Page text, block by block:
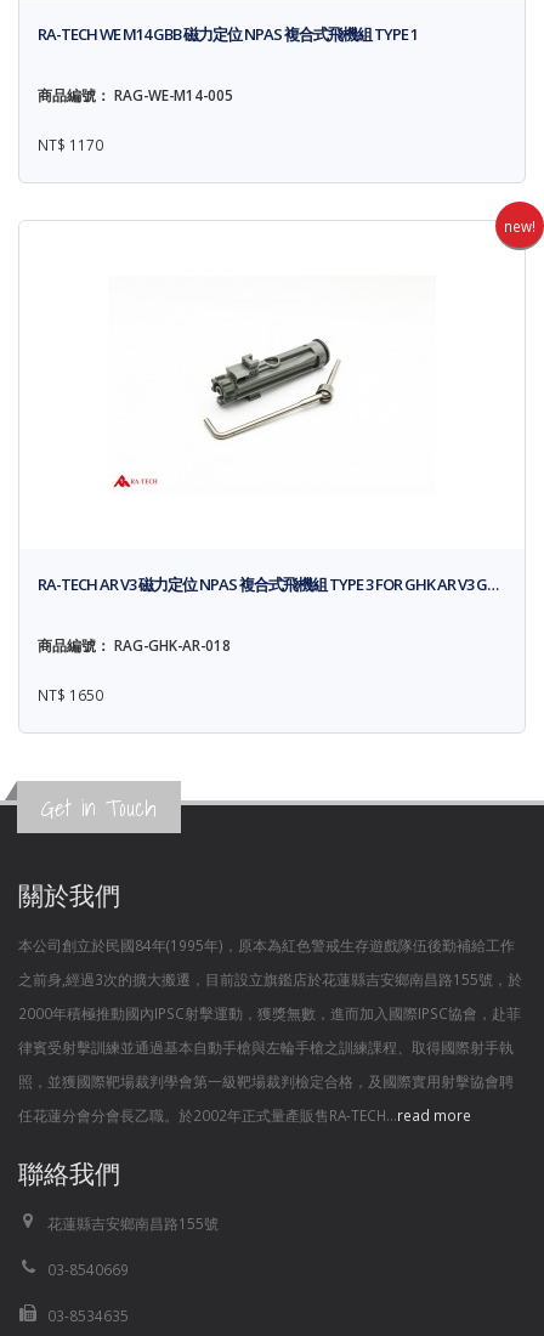
RA-TECH WE M14 GBB 磁力定位 NPAS 複合式飛機組 TYPE 1
商品編號： RAG-WE-M14-005
NT$ 1170
new!
RA-TECH AR V3 磁力定位 NPAS 複合式飛機組 TYPE 3 FOR GHK AR V3 G…
商品編號： RAG-GHK-AR-018
NT$ 1650
Get in Touch
關於我們
本公司創立於民國84年(1995年)，原本為紅色警戒生存遊戲隊伍後勤補給工作
之前身,經過3次的擴大搬遷，目前設立旗鑑店於花蓮縣吉安鄉南昌路155號，於
2000年積極推動國內IPSC射擊運動，獲獎無數，進而加入國際IPSC協會，赴菲
律賓受射擊訓練並通過基本自動手槍與左輪手槍之訓練課程、取得國際射手執
照，並獲國際靶場裁判學會第一級靶場裁判檢定合格，及國際實用射擊協會聘
任花蓮分會分會長乙職。於2002年正式量產販售RA-TECH...read more
聯絡我們
花蓮縣吉安鄉南昌路155號
03-8540669
03-8534635